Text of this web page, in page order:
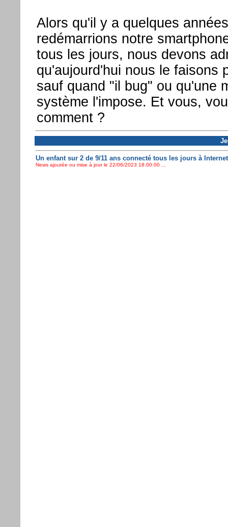
Alors qu'il y a quelques
redémarrions notre
tous les jours, nous devons
qu'aujourd'hui nous le faisons
sauf quand "il bug" ou qu'une
système l'impose. Et vous,
comment ?
Un enfant sur 2 de 9/11 ans connecté tous les jours à
News ajoutée ou mise à jour le 22/06/2023 18:00:00 ...